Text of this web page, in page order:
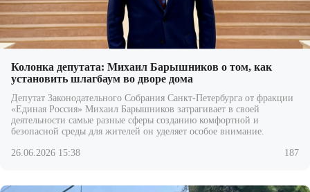
Колонка депутата: Михаил Барышников о том, как
установить шлагбаум во дворе дома
Депутат Законодательного Собрания Санкт-Петербурга от фракции
«Единая Россия» Михаил Барышников затрагивает в своей
деятельности самые разные сферы созданию комфортной и
безопасной среды для жителей он уделяет особое внимание.
26.06.2026 15:38 187